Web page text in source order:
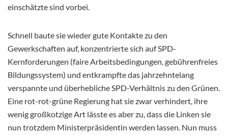
einschätzte sind vorbei.
Schnell baute sie wieder gute Kontakte zu den
Gewerkschaften auf, konzentrierte sich auf SPD-
Kernforderungen (faire Arbeitsbedingungen, gebührenfreies
Bildungssystem) und entkrampfte das jahrzehntelang
verspannte und überhebliche SPD-Verhältnis zu den Grünen.
Eine rot-rot-grüne Regierung hat sie zwar verhindert, ihre
wenig großkotzige Art lässte es aber zu, dass die Linken sie
nun trotzdem Ministerpräsidentin werden lassen. Nun muss